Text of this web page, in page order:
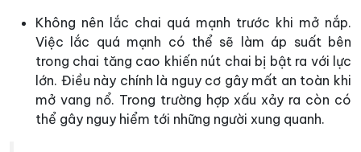
Không nên lắc chai quá mạnh trước khi mở nắp.
Việc lắc quá mạnh có thể sẽ làm áp suất bên
trong chai tăng cao khiến nút chai bị bật ra với lực
lớn. Điều này chính là nguy cơ gây mất an toàn khi
mở vang nổ. Trong trường hợp xấu xảy ra còn có
thể gây nguy hiểm tới những người xung quanh.